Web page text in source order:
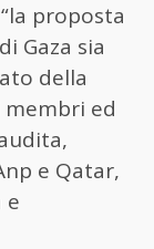
proposta
Gaza sia
della
membri ed
e Qatar,
e